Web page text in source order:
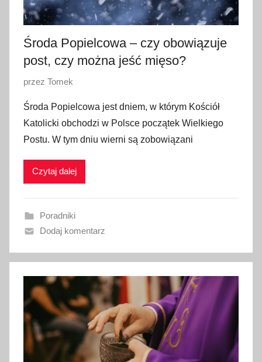
Środa Popielcowa – czy obowiązuje
post, czy można jeść mięso?
O
u
b
l
i
a
n
1
0
u
t
g
przez Tomek
Środa Popielcowa jest dniem, w którym Kościół
Katolicki obchodzi w Polsce początek Wielkiego
Postu. W tym dniu wierni są zobowiązani
Czytaj dalej
Poradniki
Dodaj komentarz